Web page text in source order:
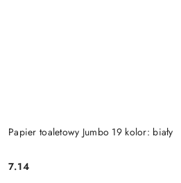
Papier toaletowy Jumbo 19 kolor: biały
Cena:
7.14